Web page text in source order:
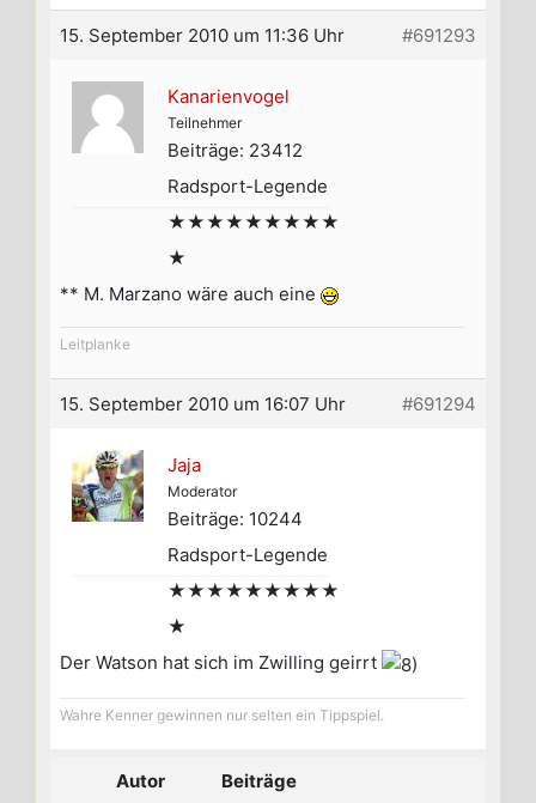
15. September 2010 um 11:36 Uhr #691293
Kanarienvogel
Teilnehmer
Beiträge: 23412
Radsport-Legende
★★★★★★★★★
★
** M. Marzano wäre auch eine
Leitplanke
15. September 2010 um 16:07 Uhr #691294
Jaja
Moderator
Beiträge: 10244
Radsport-Legende
★★★★★★★★★
★
Der Watson hat sich im Zwilling geirrt
Wahre Kenner gewinnen nur selten ein Tippspiel.
Autor Beiträge